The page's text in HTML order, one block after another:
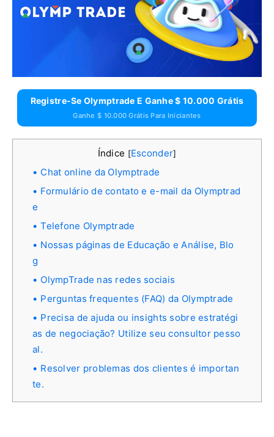
Registre-Se Olymptrade E Ganhe $ 10.000 Grátis
Ganhe $ 10.000 Grátis Para Iniciantes
Índice [Esconder]
Chat online da Olymptrade
Formulário de contato e e-mail da Olymptrad
e
Telefone Olymptrade
Nossas páginas de Educação e Análise, Blo
g
OlympTrade nas redes sociais
Perguntas frequentes (FAQ) da Olymptrade
Precisa de ajuda ou insights sobre estratégi
as de negociação? Utilize seu consultor pesso
al.
Resolver problemas dos clientes é importan
te.